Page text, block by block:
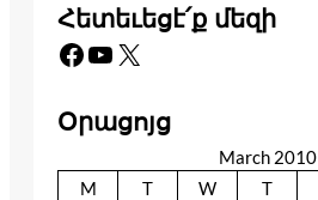
Հետեւեցէ՛ք մեզի
Facebook YouTube X
Օրացոյց
March 2010
M
T W T